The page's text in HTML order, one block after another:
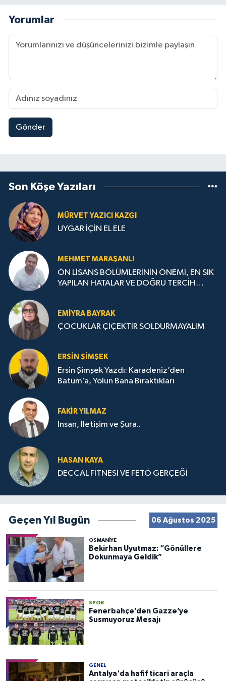
Yorumlar
Gönder
Son Köşe Yazıları
MÜRVET YAZICI KAZGI
UYGAR İÇİN EL ELE
MEHMET MARAŞANLI
ÖN LİSANS BÖLÜMLERİNİN ÖNEMİ, EN SIK
YAPILAN HATALAR VE DOĞRU TERCİH
EMIYRA BAYRAK
ÇOCUKLAR ÇİÇEKTİR SOLDURMAYALIM
ERSIN ŞIMŞEK
Ersin Şimşek Yazdı: Karadeniz’den
Batum’a, Yolun Bana Bıraktıkları
FAKIR YILMAZ
İnsan, İletişim ve Şura..
HASAN KAYA
DECCAL FİTNESİ VE FETÖ GERÇEĞİ
Geçen Yıl Bugün 06 Ağustos 2025
OSMANIYE
Bekirhan Uyutmaz: “Gönüllere
Dokunmaya Geldik”
SPOR
Fenerbahçe’den Gazze’ye
Susmuyoruz Mesajı
GENEL
Antalya'da hafif ticari araçla